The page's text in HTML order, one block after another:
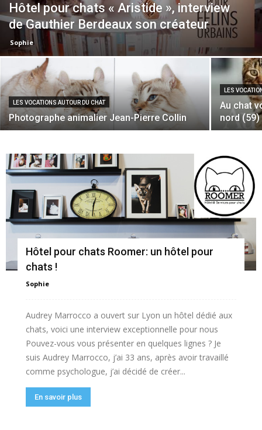
Hôtel pour chats « Aristide », interview
de Gauthier Berdeaux son créateur
Sophie
LES VOCATIONS AUTOUR DU CHAT
Photographe animalier Jean-Pierre Collin
LES
Au chat
nord (59)
Hôtel pour chats Roomer: un hôtel pour
chats !
Sophie
Audrey Marrocco a ouvert sur Lyon un hôtel dédié aux
chats, voici une interview exceptionnelle pour nous
Pouvez-vous vous présenter en quelques lignes ? Je
suis Audrey Marrocco, j’ai 33 ans, après avoir travaillé
comme psychologue, j’ai décidé de créer...
En savoir plus